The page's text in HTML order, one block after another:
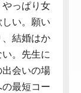
っぱり女
い。願い
結婚はか
。先生に
会いの場
最短コー